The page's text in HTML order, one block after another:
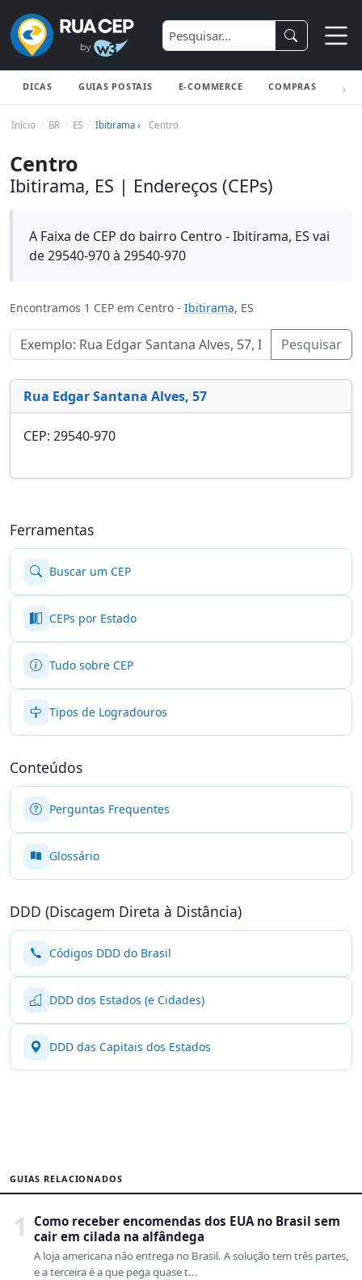
DICAS GUIAS POSTAIS E-COMMERCE COMPRAS
Início BR ES Ibitirama › Centro
Centro
Ibitirama, ES | Endereços (CEPs)
A Faixa de CEP do bairro Centro - Ibitirama, ES vai
de 29540-970 à 29540-970
Encontramos 1 CEP em Centro - Ibitirama, ES
Pesquisar
Rua Edgar Santana Alves, 57
CEP: 29540-970
Ferramentas
Buscar um CEP
CEPs por Estado
Tudo sobre CEP
Tipos de Logradouros
Conteúdos
Perguntas Frequentes
Glossário
DDD (Discagem Direta à Distância)
Códigos DDD do Brasil
DDD dos Estados (e Cidades)
DDD das Capitais dos Estados
GUIAS RELACIONADOS
1
Como receber encomendas dos EUA no Brasil sem
cair em cilada na alfândega
A loja americana não entrega no Brasil. A solução tem três partes,
e a terceira é a que pega quase t...